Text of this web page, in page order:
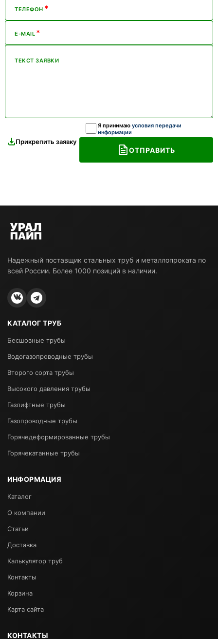
ТЕЛЕФОН *
E-MAIL *
ТЕКСТ ЗАЯВКИ
Прикрепить заявку
Я принимаю условия передачи
информации
ОТПРАВИТЬ
Надежный поставщик стальных труб и металлопроката по
всей России. Более 1000 позиций в наличии.
КАТАЛОГ ТРУБ
Бесшовные трубы
Водогазопроводные трубы
Второго сорта трубы
Высокого давления трубы
Газлифтные трубы
Газопроводные трубы
Горячедеформированные трубы
Горячекатанные трубы
ИНФОРМАЦИЯ
Каталог
О компании
Статьи
Доставка
Калькулятор труб
Контакты
Корзина
Карта сайта
КОНТАКТЫ